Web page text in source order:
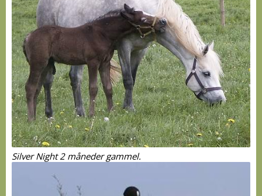
Silver Night 2 måneder gammel.